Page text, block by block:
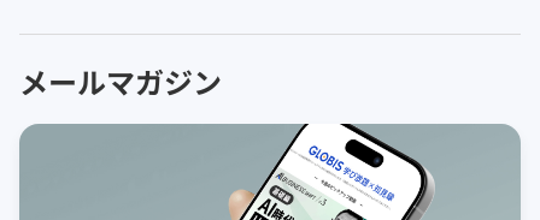
メールマガジン